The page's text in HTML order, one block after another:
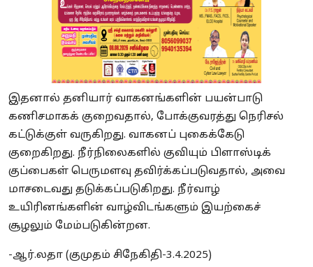
இதனால் தனியார் வாகனங்களின் பயன்பாடு
கணிசமாகக் குறைவதால், போக்குவரத்து நெரிசல்
கட்டுக்குள் வருகிறது. வாகனப் புகைக்கேடு
குறைகிறது. நீர்நிலைகளில் குவியும் பிளாஸ்டிக்
குப்பைகள் பெருமளவு தவிர்க்கப்படுவதால், அவை
மாசடைவது தடுக்கப்படுகிறது. நீர்வாழ்
உயிரினங்களின் வாழ்விடங்களும் இயற்கைச்
சூழலும் மேம்படுகின்றன.
-ஆர்.லதா (குமுதம் சிநேகிதி-3.4.2025)